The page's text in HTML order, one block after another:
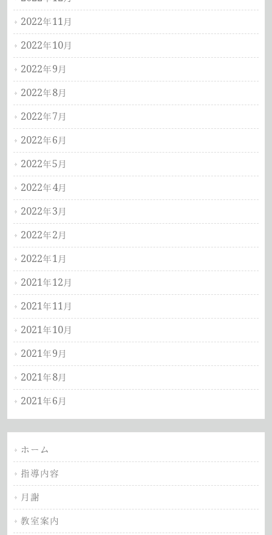
2022年11月
2022年10月
2022年9月
2022年8月
2022年7月
2022年6月
2022年5月
2022年4月
2022年3月
2022年2月
2022年1月
2021年12月
2021年11月
2021年10月
2021年9月
2021年8月
2021年6月
ホーム
指導内容
月謝
教室案内